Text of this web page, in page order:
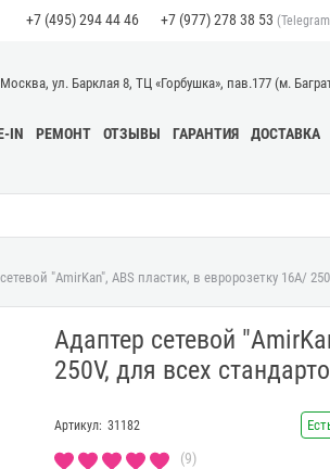
+7 (495) 294 44 46 +7 (977) 278 38 53
ул. Барклая 8, ТЦ «Горбушка», пав.177 (м.
IN РЕМОНТ ОТЗЫВЫ ГАРАНТИЯ ДОСТАВКА
"AmirKan", ABS пластик, в евророзетку 16А/
Адаптер сетевой
250V, для всех
Артикул: 31182
(9)